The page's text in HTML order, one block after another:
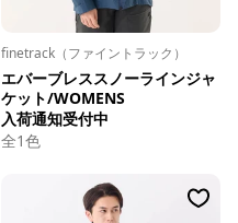
finetrack（ファイントラック）
エバーブレススノーラインジャ
ケット/WOMENS
入荷通知受付中
全1色